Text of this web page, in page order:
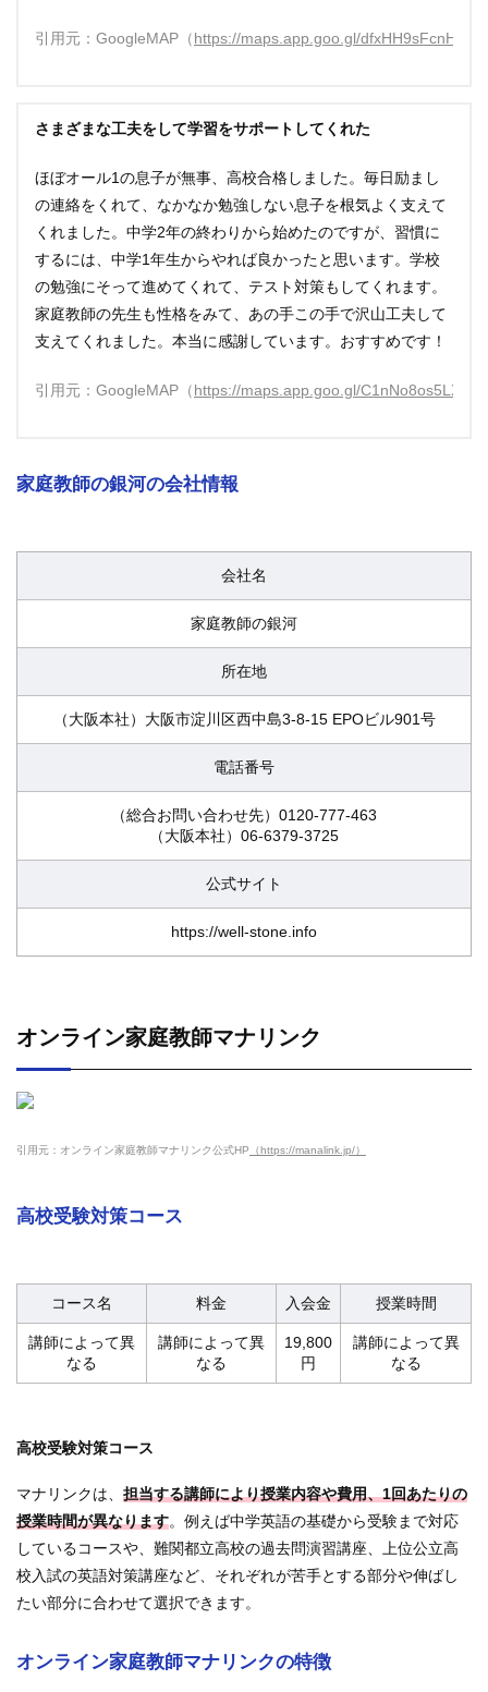
引用元：GoogleMAP（https://maps.app.goo.gl/
さまざまな工夫をして学習をサポートしてくれた
ほぼオール1の息子が無事、高校合格しました。毎日励まし
の連絡をくれて、なかなか勉強しない息子を根気よく支えて
くれました。中学2年の終わりから始めたのですが、習慣に
するには、中学1年生からやれば良かったと思います。学校
の勉強にそって進めてくれて、テスト対策もしてくれます。
家庭教師の先生も性格をみて、あの手この手で沢山工夫して
支えてくれました。本当に感謝しています。おすすめです！
引用元：GoogleMAP（https://maps.app.goo.gl/
家庭教師の銀河の会社情報
会社名
家庭教師の銀河
所在地
（大阪本社）大阪市淀川区西中島3-8-15 EPOビル901号
電話番号
（総合お問い合わせ先）0120-777-463
（大阪本社）06-6379-3725
公式サイト
https://well-stone.info
オンライン家庭教師マナリンク
引用元：オンライン家庭教師マナリンク公式HP （https://manalink.jp/）
高校受験対策コース
コース名 料金 入会金 授業時間
講師によって異
なる
講師によって異
なる
19,800
円
講師によって異
なる
高校受験対策コース
マナリンクは、 担当する講師により授業内容や費用、1回あたりの
授業時間が異なります。例えば中学英語の基礎から受験まで対応
しているコースや、難関都立高校の過去問演習講座、上位公立高
校入試の英語対策講座など、それぞれが苦手とする部分や伸ばし
たい部分に合わせて選択できます。
オンライン家庭教師マナリンクの特徴